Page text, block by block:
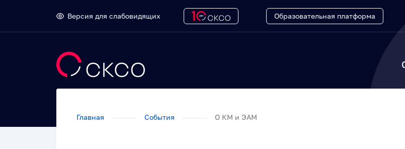
Версия для слабовидящих Образовательная платформа
Главная События О КМ и ЭАМ